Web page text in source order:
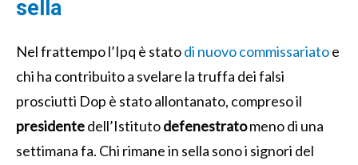
sella
Nel frattempo l’Ipq è statodi nuovo commissariatoe
chi ha contribuito a svelare la truffa dei falsi
prosciutti Dop è stato allontanato, compreso il
presidentedell’Istitutodefenestratomeno di una
settimana fa. Chi rimane in sella sono i signori del